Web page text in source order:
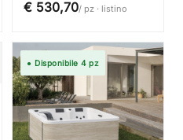
€ 530,70/ pz · listino
● Disponibile 4 pz